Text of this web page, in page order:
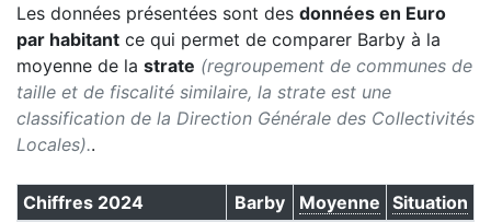
Les données présentées sont des données en Euro
par habitant ce qui permet de comparer Barby à la
moyenne de la strate (regroupement de communes de
taille et de fiscalité similaire, la strate est une
classification de la Direction Générale des Collectivités
Locales)..
Chiffres 2024 Barby Moyenne Situation